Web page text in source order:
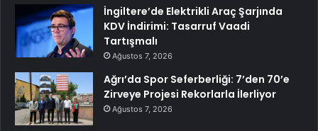
İngiltere’de Elektrikli Araç Şarjında
KDV İndirimi: Tasarruf Vaadi
Tartışmalı
Ağustos 7, 2026
Ağrı’da Spor Seferberliği: 7’den 70’e
Zirveye Projesi Rekorlarla İlerliyor
Ağustos 7, 2026